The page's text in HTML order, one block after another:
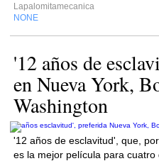
Lapalomitamecanica
NONE
'12 años de
en Nueva York,
Washington
'12 años de esclavitud', que,
es la mejor película para